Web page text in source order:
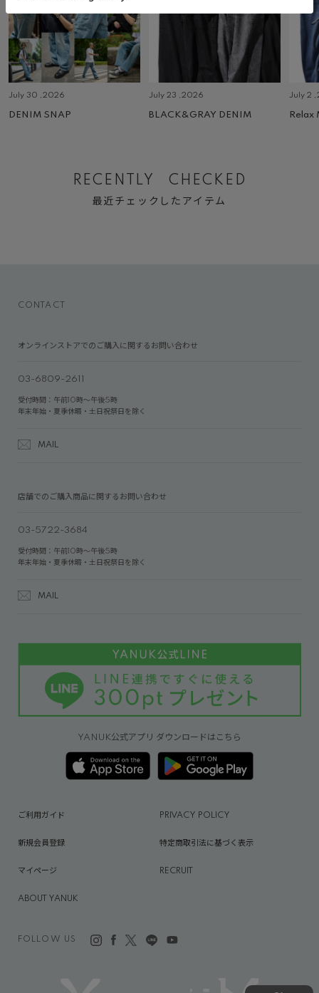
July 30 ,2026
DENIM SNAP
July 23 ,2026
BLACK&GRAY DENIM
July 2
Relax
RECENTLY CHECKED
最近チェックしたアイテム
CONTACT
オンラインストアでのご購入に関するお問い合わせ
03-6809-2611
受付時間：午前10時～午後5時
年末年始・夏季休暇・土日祝祭日を除く
MAIL
店舗でのご購入商品に関するお問い合わせ
03-5722-3684
受付時間：午前10時～午後5時
年末年始・夏季休暇・土日祝祭日を除く
MAIL
YANUK公式アプリ ダウンロードはこちら
FOLLOW US
ご利用ガイド PRIVACY POLICY
新規会員登録 特定商取引法に基づく表示
マイページ RECRUIT
ABOUT YANUK